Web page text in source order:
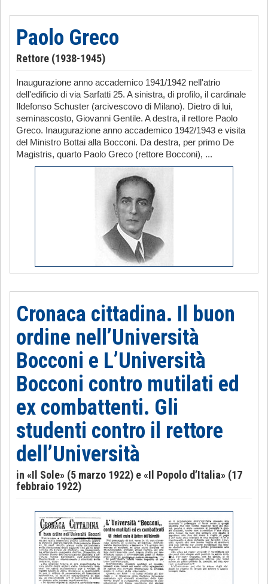
Paolo Greco
Rettore (1938-1945)
Inaugurazione anno accademico 1941/1942 nell'atrio
dell'edificio di via Sarfatti 25. A sinistra, di profilo, il cardinale
Ildefonso Schuster (arcivescovo di Milano). Dietro di lui,
seminascosto, Giovanni Gentile. A destra, il rettore Paolo
Greco. Inaugurazione anno accademico 1942/1943 e visita
del Ministro Bottai alla Bocconi. Da destra, per primo De
Magistris, quarto Paolo Greco (rettore Bocconi), ...
Cronaca cittadina. Il buon
ordine nell’Università
Bocconi e L’Università
Bocconi contro mutilati ed
ex combattenti. Gli
studenti contro il rettore
dell’Università
in «Il Sole» (5 marzo 1922) e «Il Popolo d’Italia» (17
febbraio 1922)